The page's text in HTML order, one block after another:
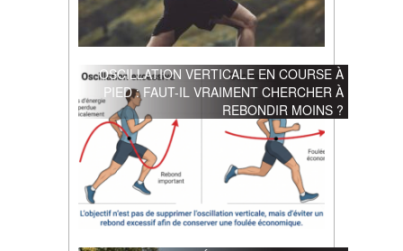
OSCILLATION VERTICALE EN COURSE À
PIED : FAUT-IL VRAIMENT CHERCHER À
REBONDIR MOINS ?